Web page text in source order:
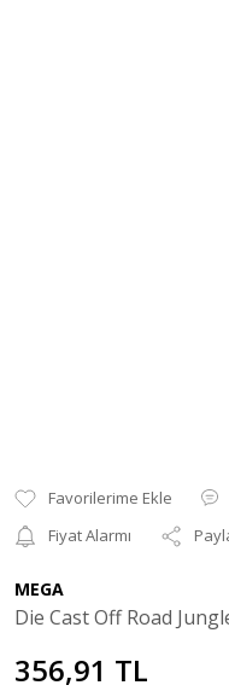
Fiyat Alarmı
MEGA
Die Cast Off Road
356,91 TL